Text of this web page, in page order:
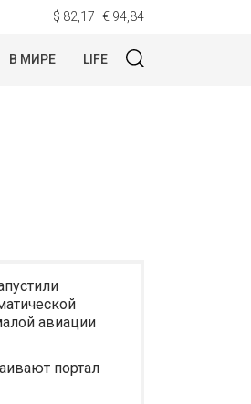
$ 82,17 € 94,84
В МИРЕ LIFE
авиации
портал